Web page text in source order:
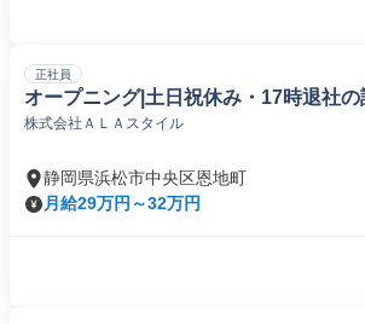
正社員
オープニング|土日祝休み・17時退社
株式会社ＡＬＡスタイル
静岡県浜松市中央区恩地町
月給29万円～32万円